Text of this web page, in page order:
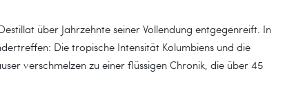
über Jahrzehnte seiner Vollendung entgegenreift. In
Die tropische Intensität Kolumbiens und die
verschmelzen zu einer flüssigen Chronik, die über 45